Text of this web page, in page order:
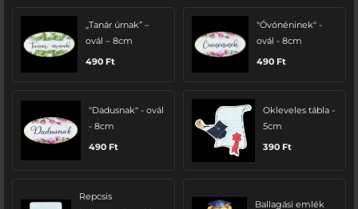
„Tanár úrnak” –
ovál – 8cm
490 Ft
"Óvónéninek" -
ovál - 8cm
490 Ft
"Dadusnak" - ovál
- 8cm
490 Ft
Okleveles tábla -
5cm
390 Ft
Repcsis
Ballagási emlék